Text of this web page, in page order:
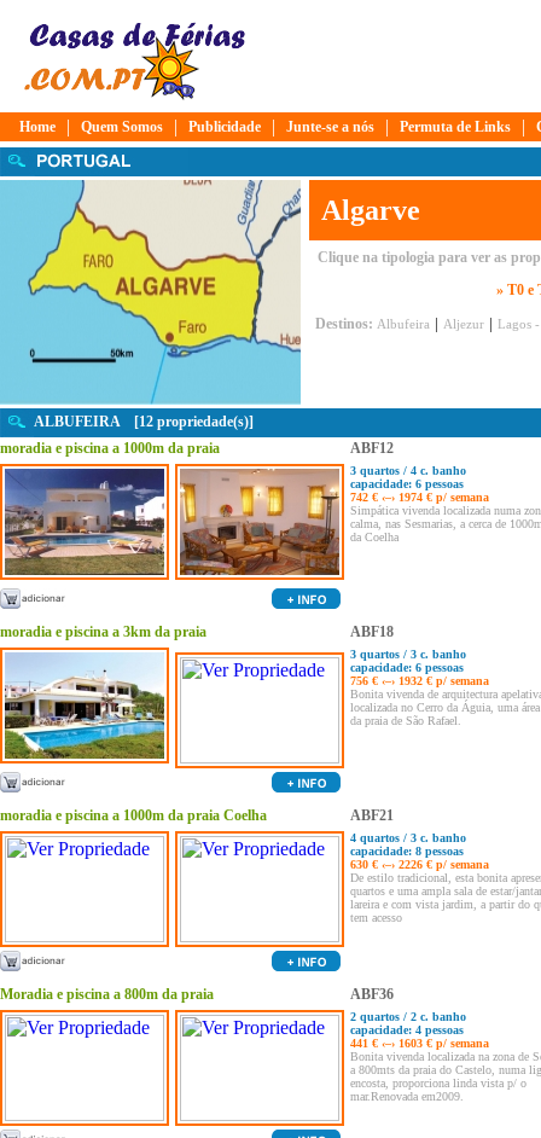
Home | Quem Somos | Publicidade | Junte-se a nós | Permuta de Links |
Algarve
Clique na tipologia para ver as
» T0 e
Destinos: Albufeira | Aljezur | Lagos
ALBUFEIRA [12 propriedade(s)]
moradia e piscina a 1000m da praia
ABF12
3 quartos / 4 c. banho
capacidade: 6 pessoas
742 € ‹–› 1974 € p/ semana
Simpática vivenda localizada numa
calma, nas Sesmarias, a cerca de
da Coelha
moradia e piscina a 3km da praia ABF18
3 quartos / 3 c. banho
capacidade: 6 pessoas
756 € ‹–› 1932 € p/ semana
Bonita vivenda de arquitectura
localizada no Cerro da Águia, uma
da praia de São Rafael.
moradia e piscina a 1000m da praia Coelha ABF21
4 quartos / 3 c. banho
capacidade: 8 pessoas
630 € ‹–› 2226 € p/ semana
De estilo tradicional, esta bonita
quartos e uma ampla sala de estar/
lareira e com vista jardim, a partir do
tem acesso
Moradia e piscina a 800m da praia ABF36
2 quartos / 2 c. banho
capacidade: 4 pessoas
441 € ‹–› 1603 € p/ semana
Bonita vivenda localizada na zona de
a 800mts da praia do Castelo, numa
encosta, proporciona linda vista p/ o
mar.Renovada em2009.